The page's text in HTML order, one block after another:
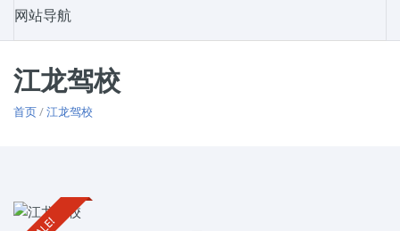
网站导航
江龙驾校
首页/江龙驾校